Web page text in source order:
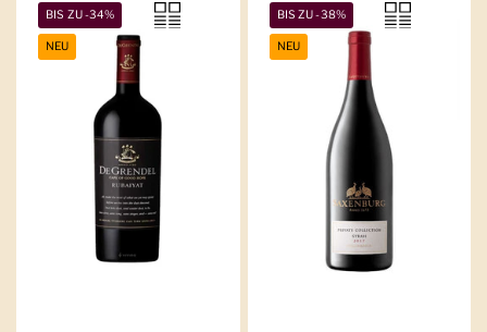
BIS ZU -34%
NEU
BIS ZU -38%
NEU